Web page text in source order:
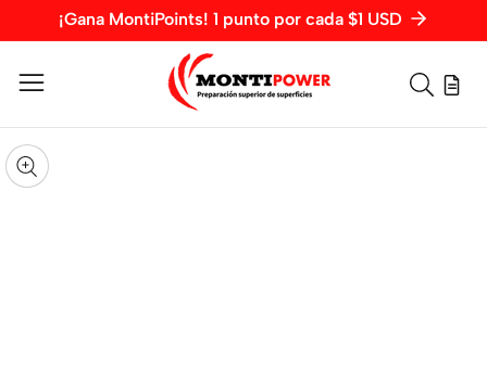
¡Gana MontiPoints! 1 punto por cada $1 USD
Vista